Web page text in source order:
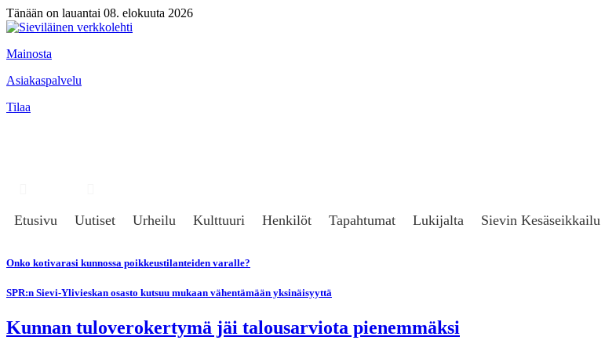
Tänään on lauantai 08. elokuuta 2026
Mainosta
Asiakaspalvelu
Tilaa
Etusivu Uutiset Urheilu Kulttuuri Henkilöt Tapahtumat Lukijalta Sievin Kesäseikkailu
Onko kotivarasi kunnossa poikkeustilanteiden varalle?
SPR:n Sievi-Ylivieskan osasto kutsuu mukaan vähentämään yksinäisyyttä
Kunnan tuloverokertymä jäi talousarviota pienemmäksi